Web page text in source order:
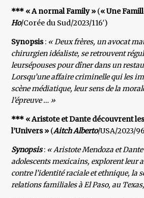
*** « A normal Family » (« Une
Ho/Corée du Sud/2023/116′)
Synopsis: « Deux frères, un avocat
chirurgien idéaliste, se retrouvent
leursépouses pour dîner dans un
Lorsqu’une affaire criminelle qui les
scène médiatique, leur sens de la
l’épreuve … »
*** « Aristote et Dante découvrent
l’Univers » (Aitch Alberto/USA/2023/
Synopsis: « Aristote Mendoza et
adolescents mexicains, explorent leur
contre l’identité raciale et ethnique, la
relations familiales à El Paso, au